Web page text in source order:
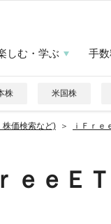
しむ・学ぶ 手
株 米国株
株価検索など) ｉＦｒ
ｅｅＥ